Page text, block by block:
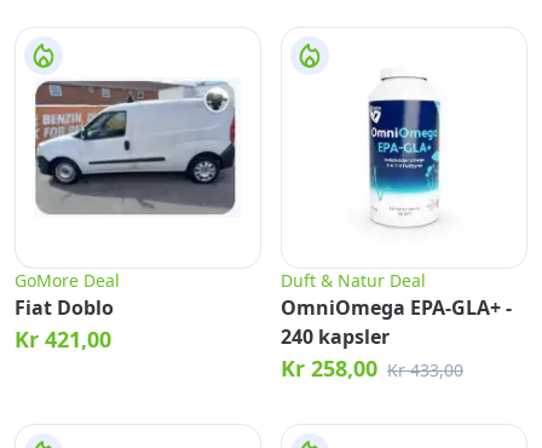
GoMore Deal
Fiat Doblo
Kr 421,00
Duft & Natur Deal
OmniOmega EPA-GLA+ -
240 kapsler
Kr 258,00 Kr 433,00